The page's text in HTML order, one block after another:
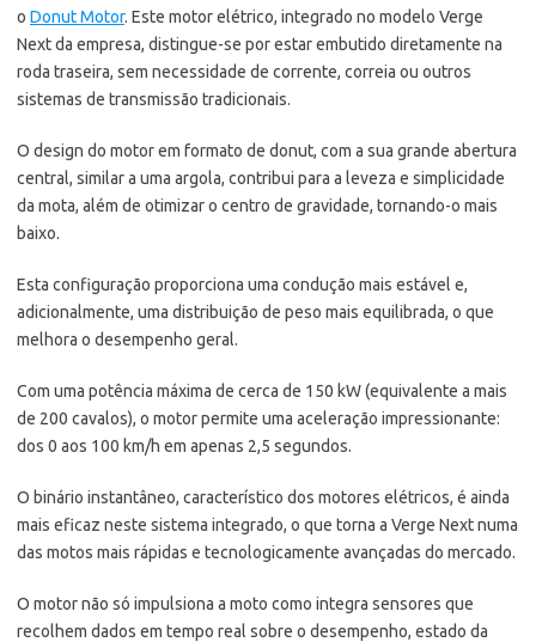
o Donut Motor. Este motor elétrico, integrado no modelo Verge
Next da empresa, distingue-se por estar embutido diretamente na
roda traseira, sem necessidade de corrente, correia ou outros
sistemas de transmissão tradicionais.
O design do motor em formato de donut, com a sua grande abertura
central, similar a uma argola, contribui para a leveza e simplicidade
da mota, além de otimizar o centro de gravidade, tornando-o mais
baixo.
Esta configuração proporciona uma condução mais estável e,
adicionalmente, uma distribuição de peso mais equilibrada, o que
melhora o desempenho geral.
Com uma potência máxima de cerca de 150 kW (equivalente a mais
de 200 cavalos), o motor permite uma aceleração impressionante:
dos 0 aos 100 km/h em apenas 2,5 segundos.
O binário instantâneo, característico dos motores elétricos, é ainda
mais eficaz neste sistema integrado, o que torna a Verge Next numa
das motos mais rápidas e tecnologicamente avançadas do mercado.
O motor não só impulsiona a moto como integra sensores que
recolhem dados em tempo real sobre o desempenho, estado da